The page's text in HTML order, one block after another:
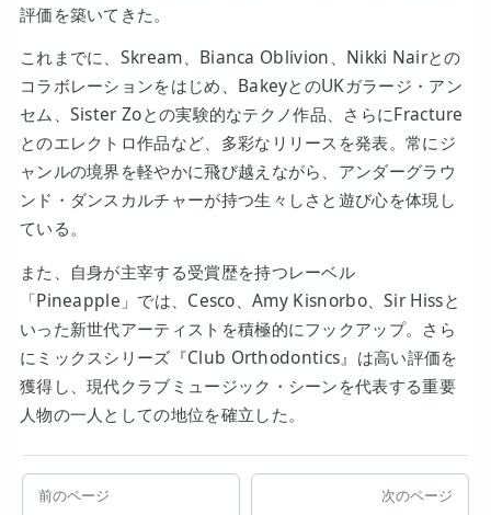
評価を築いてきた。
これまでに、Skream、Bianca Oblivion、Nikki Nairとの
コラボレーションをはじめ、BakeyとのUKガラージ・アン
セム、Sister Zoとの実験的なテクノ作品、さらにFracture
とのエレクトロ作品など、多彩なリリースを発表。常にジ
ャンルの境界を軽やかに飛び越えながら、アンダーグラウ
ンド・ダンスカルチャーが持つ生々しさと遊び心を体現し
ている。
また、自身が主宰する受賞歴を持つレーベル
「Pineapple」では、Cesco、Amy Kisnorbo、Sir Hissと
いった新世代アーティストを積極的にフックアップ。さら
にミックスシリーズ『Club Orthodontics』は高い評価を
獲得し、現代クラブミュージック・シーンを代表する重要
人物の一人としての地位を確立した。
前のページ 次のページ